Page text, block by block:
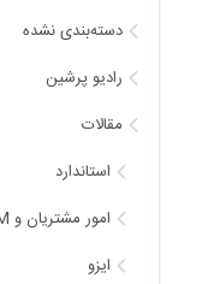
دسته‌بندی نشده
رادیو پرشین
مقالات
استاندارد
امور مشتریان و CRM
ایزو